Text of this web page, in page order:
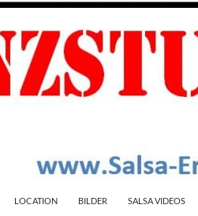
LOCATION BILDER SALSA VIDEOS